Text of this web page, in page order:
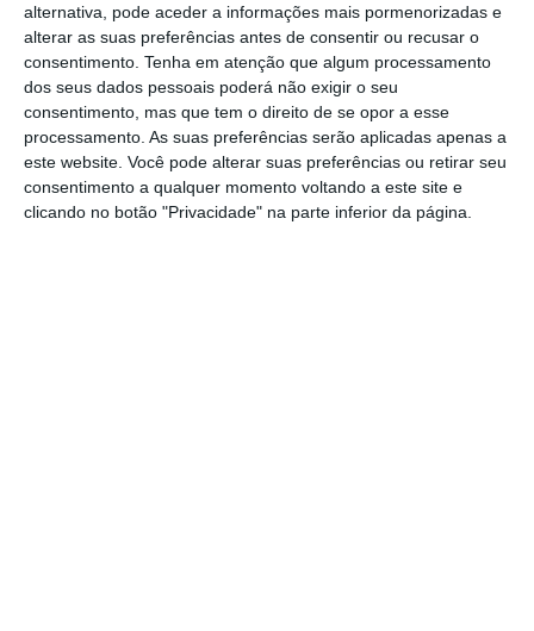
alternativa, pode aceder a informações mais pormenorizadas e
alterar as suas preferências antes de consentir ou recusar o
consentimento. Tenha em atenção que algum processamento
dos seus dados pessoais poderá não exigir o seu
consentimento, mas que tem o direito de se opor a esse
processamento. As suas preferências serão aplicadas apenas a
este website. Você pode alterar suas preferências ou retirar seu
consentimento a qualquer momento voltando a este site e
clicando no botão "Privacidade" na parte inferior da página.
traumatologia conta com 200 584 doentes à
espera de intervenção; a oftalmologia, com
172 974; a cirurgia geral e do aparelho
digestivo, com 149 749; e a urologia, com 75
086, lideram a pressão assistencial em
Espanha.